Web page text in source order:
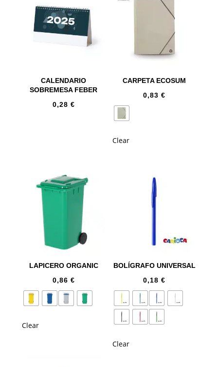
CALENDARIO
SOBREMESA FEBER
0,28 €
CARPETA ECOSUM
0,83€
Clear
LAPICERO ORGANIC
0,86 €
Clear
BOLÍGRAFO UNIVERSAL
0,18€
Clear